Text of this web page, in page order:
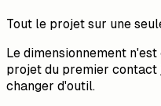
Tout le projet sur une
Le dimensionnement
projet du premier contact
changer d'outil.